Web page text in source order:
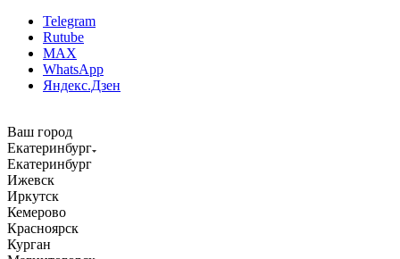
Telegram
Rutube
MAX
WhatsApp
Яндекс.Дзен
Ваш город
Екатеринбург
Екатеринбург
Ижевск
Иркутск
Кемерово
Красноярск
Курган